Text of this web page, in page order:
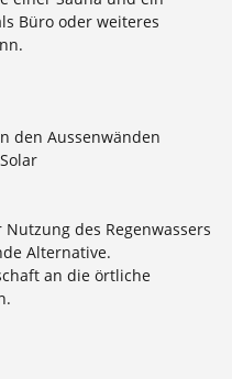
Büro oder weiteres
den Aussenwänden
des Regenwassers
Alternative.
an die örtliche